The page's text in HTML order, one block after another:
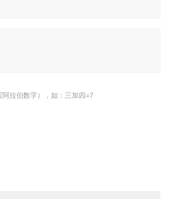
拉伯数字），如：三加四=7